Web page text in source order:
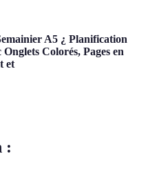
A5 ¿ Planification
Colorés, Pages en
et
: